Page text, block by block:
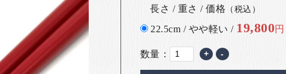
長さ / 重さ / 価格 （税込）
22.5cm / やや軽い / 19,800円
数量： + -